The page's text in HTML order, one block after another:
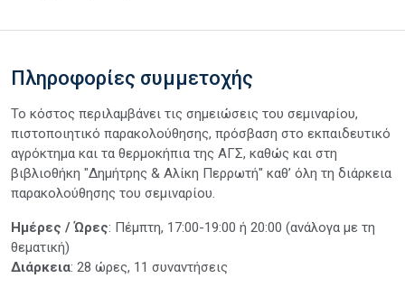
Πληροφορίες συμμετοχής
Το κόστος περιλαμβάνει τις σημειώσεις του σεμιναρίου,
πιστοποιητικό παρακολούθησης, πρόσβαση στο εκπαιδευτικό
αγρόκτημα και τα θερμοκήπια της ΑΓΣ, καθώς και στη
βιβλιοθήκη "Δημήτρης & Αλίκη Περρωτή" καθ’ όλη τη διάρκεια
παρακολούθησης του σεμιναρίου.
Ημέρες / Ώρες: Πέμπτη, 17:00-19:00 ή 20:00 (ανάλογα με τη
θεματική)
Διάρκεια: 28 ώρες, 11 συναντήσεις